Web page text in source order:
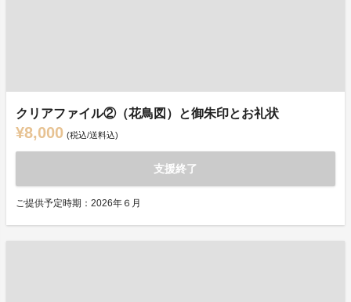
クリアファイル②（花鳥図）と御朱印とお礼状
¥8,000 (税込/送料込)
支援終了
ご提供予定時期：2026年６月